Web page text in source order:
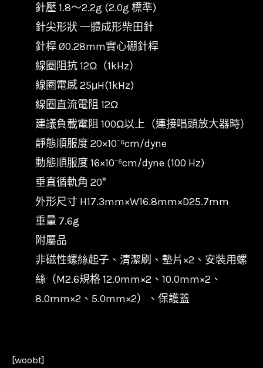
針壓 1.8～2.2g (2.0g 標準)
針尖形狀 一體成形柴田針
針桿 Ø0.28mm實心硼針桿
線圈阻抗 12Ω（1kHz）
線圈電感 25μH(1kHz)
線圈直流電阻 12Ω
建議負載電阻 100Ω以上（連接唱頭放大器時）
靜態順服度 20×10⁻⁶cm/dyne
動態順服度 16×10⁻⁶cm/dyne (100 Hz)
垂直循軌角 20°
外形尺寸 H17.3mm×W16.8mm×D25.7mm
重量 7.6g
附屬品
非磁性螺絲起子、清潔刷、墊片×2、安裝用螺
絲（M2.6規格 12.0mm×2、10.0mm×2、
8.0mm×2、5.0mm×2）、保護蓋
[woobt]